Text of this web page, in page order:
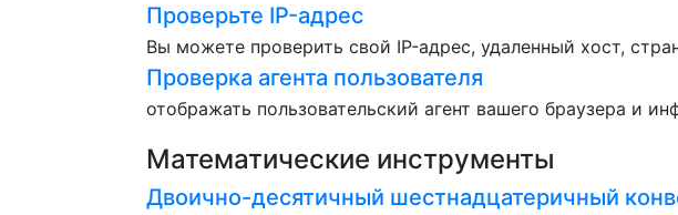
Проверьте IP-адрес
Вы можете проверить свой IP-адрес, удаленный хост,
Проверка агента пользователя
отображать пользовательский агент вашего браузера и
Математические инструменты
Двоично-десятичный шестнадцатеричный